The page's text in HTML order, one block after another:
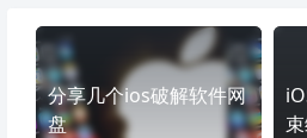
分享几个ios破解软件网
盘